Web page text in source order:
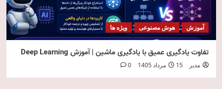
آموزش هوش مصنوعی ویژه ها
تفاوت یادگیری عمیق با یادگیری ماشین | آموزش Deep Learning
مدیر 15 مرداد 1405 0